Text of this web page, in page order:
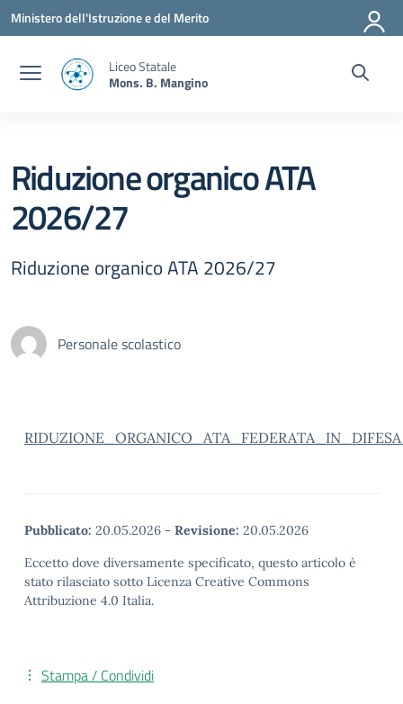
Vai ai contenuti
Vai al menu di navigazione
Vai al footer
Ministero dell'Istruzione e del Merito
Liceo Statale
Mons. B. Mangino
Riduzione organico ATA
2026/27
Riduzione organico ATA 2026/27
Personale scolastico
Pubblicato: 20.05.2026 - Revisione: 20.05.2026
Eccetto dove diversamente specificato, questo articolo è
stato rilasciato sotto Licenza Creative Commons
Attribuzione 4.0 Italia.
Stampa / Condividi